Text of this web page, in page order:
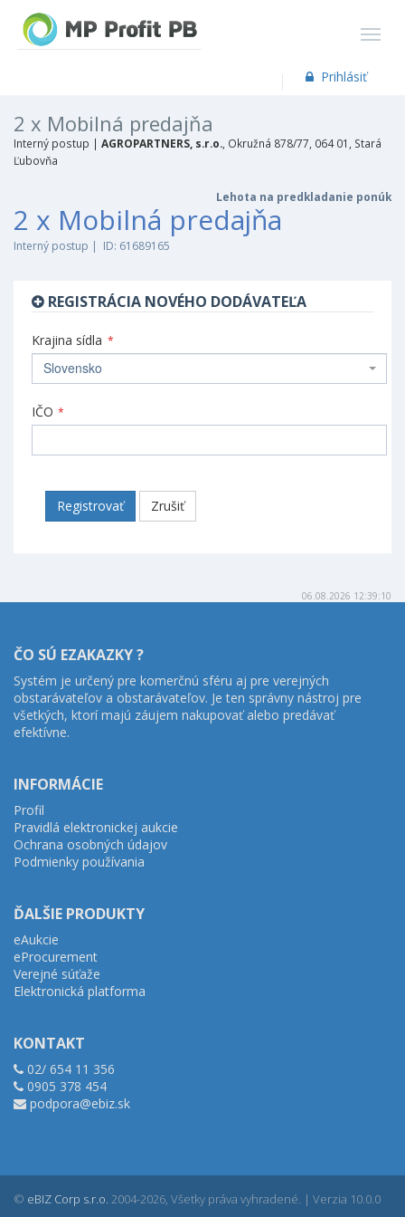
Prihlásiť
2 x Mobilná predajňa
Interný postup | AGROPARTNERS, s.r.o. , Okružná 878/77, 064 01, Stará
Ľubovňa
Lehota na predkladanie ponúk
2 x Mobilná predajňa
Interný postup | ID: 61689165
REGISTRÁCIA NOVÉHO DODÁVATEĽA
Krajina sídla *
Slovensko
IČO *
Registrovať Zrušiť
06.08.2026 12:39:10
ČO SÚ EZAKAZKY ?
Systém je určený pre komerčnú sféru aj pre verejných
obstarávateľov a obstarávateľov. Je ten správny nástroj pre
všetkých, ktorí majú záujem nakupovať alebo predávať
efektívne.
INFORMÁCIE
Profil
Pravidlá elektronickej aukcie
Ochrana osobných údajov
Podmienky používania
ĎALŠIE PRODUKTY
eAukcie
eProcurement
Verejné súťaže
Elektronická platforma
KONTAKT
02/ 654 11 356
0905 378 454
podpora@ebiz.sk
© eBIZ Corp s.r.o. 2004-2026, Všetky práva vyhradené. | Verzia 10.0.0